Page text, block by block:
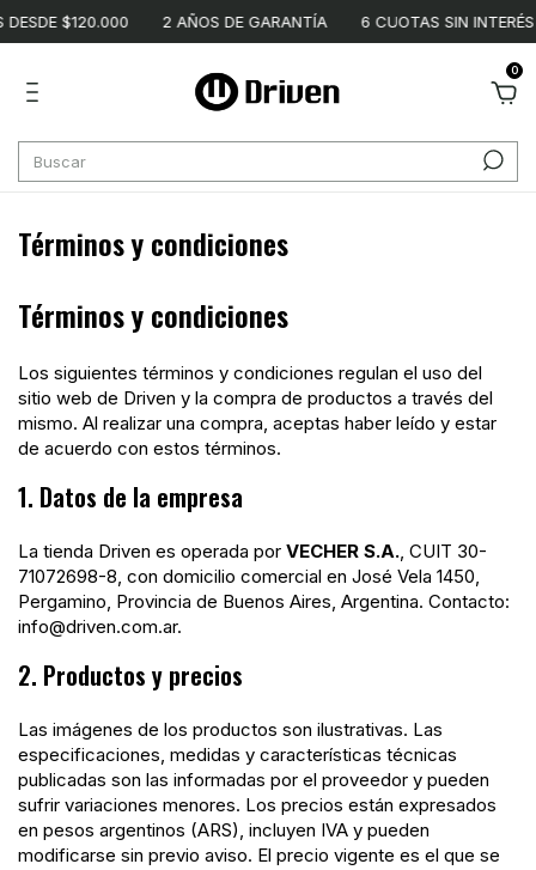
0
$120.000 2 AÑOS DE GARANTÍA 6 CUOTAS SIN INTERÉS
Términos y condiciones
Términos y condiciones
Los siguientes términos y condiciones regulan el uso del
sitio web de Driven y la compra de productos a través del
mismo. Al realizar una compra, aceptas haber leído y estar
de acuerdo con estos términos.
1. Datos de la empresa
La tienda Driven es operada por VECHER S.A., CUIT 30-
71072698-8, con domicilio comercial en José Vela 1450,
Pergamino, Provincia de Buenos Aires, Argentina. Contacto:
info@driven.com.ar.
2. Productos y precios
Las imágenes de los productos son ilustrativas. Las
especificaciones, medidas y características técnicas
publicadas son las informadas por el proveedor y pueden
sufrir variaciones menores. Los precios están expresados
en pesos argentinos (ARS), incluyen IVA y pueden
modificarse sin previo aviso. El precio vigente es el que se